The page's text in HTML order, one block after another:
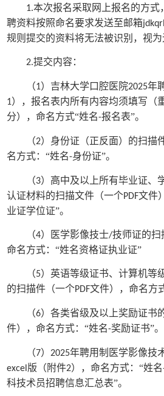
1.本次报名采取网上报名的方式
聘资料按照命名要求发送至邮箱
规则提交的资料将无法被识别，视为
2.提交内容：
（1）吉林大学口腔医院2025年
1），报名表内所有内容均须填写（
分），命名方式“姓名-报名表”。
（2）身份证（正反面）的扫描
名方式：“姓名-身份证”。
（3）高中及以上所有毕业证、
认证材料的扫描文件（一个PDF文件
业证学位证”。
（4）医学影像技士/技师证的扫
命名方式：“姓名资格证执业证”
（5）英语等级证书、计算机等
的扫描件（一个PDF文件），命名方
（6）各类省级及以上奖励证书
件），命名方式：“姓名-奖励证书”。
（7） 2025年聘用制医学影像技
excel 版（附件2），命名方式：“姓名
科技术员招聘信息汇总表”。